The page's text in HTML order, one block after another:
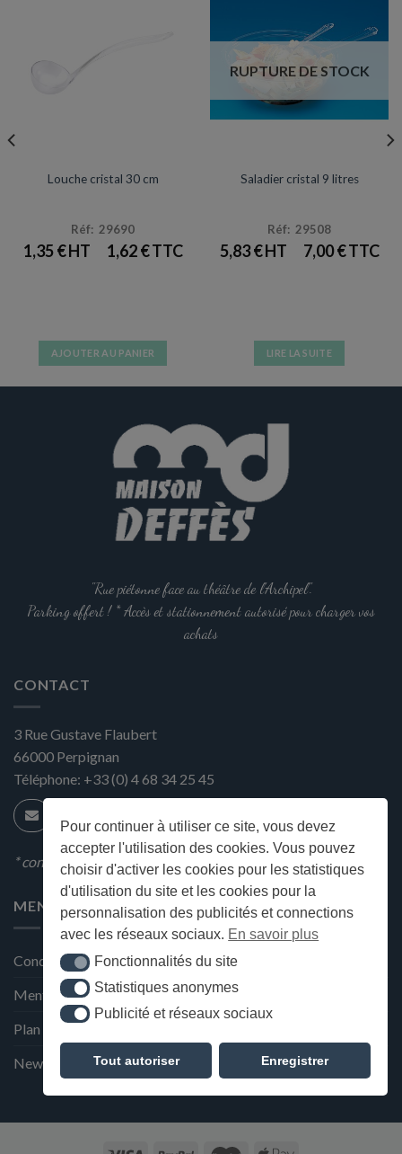
Pour continuer à utiliser ce site, vous devez
accepter l'utilisation des cookies. Vous pouvez
choisir d'activer les cookies pour les statistiques
d'utilisation du site et les cookies pour la
personnalisation des publicités et connections
avec les réseaux sociaux. En savoir plus
Fonctionnalités du site
Fonctionnalités du site
Statistiques anonymes
Statistiques anonymes
Publicité et réseaux sociaux
Publicité et réseaux sociaux
Tout autoriser Enregistrer
la
du
Louche cristal 30 cm
Réf: 29690
1,35€ 1,62€
AJOUTER AU PANIER
RUPTURE DE STOCK
Saladier cristal 9 litres
Réf: 29508
5,83€ 7,00€
LIRE LA SUITE
"Rue piétonne face au théâtre de l'Archipel".
Parking offert ! * Accès et stationnement autorisé pour charger vos
achats
CONTACT
3 Rue Gustave Flaubert
66000 Perpignan
Téléphone: +33 (0) 4 68 34 25 45
* condition en magasin
MENU
Conditions générales de ventes
Mentions Légales et Politique de confidentialité
Plan du site
Newsletter de la Maison Deffès